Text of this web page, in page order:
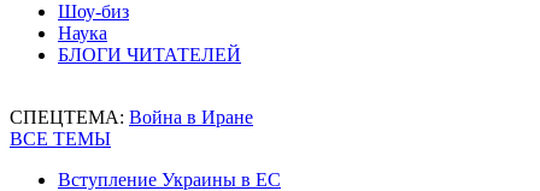
Шоу-биз
Наука
БЛОГИ ЧИТАТЕЛЕЙ
СПЕЦТЕМА: Война в Иране
ВСЕ ТЕМЫ
Вступление Украины в ЕС